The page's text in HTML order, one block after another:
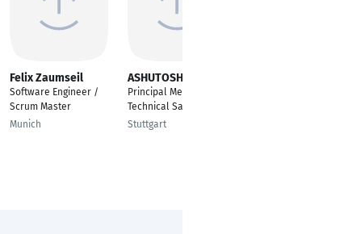
Felix Zaumseil
Software Engineer /
Scrum Master
Munich
ASHUTOSH MISHRA
Principal Member of
Technical Satff
Stuttgart